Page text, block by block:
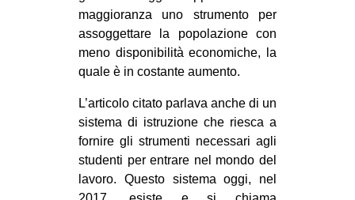
maggioranza uno strumento per
assoggettare la popolazione con
meno disponibilità economiche, la
quale è in costante aumento.
L’articolo citato parlava anche di un
sistema di istruzione che riesca a
fornire gli strumenti necessari agli
studenti per entrare nel mondo del
lavoro. Questo sistema oggi, nel